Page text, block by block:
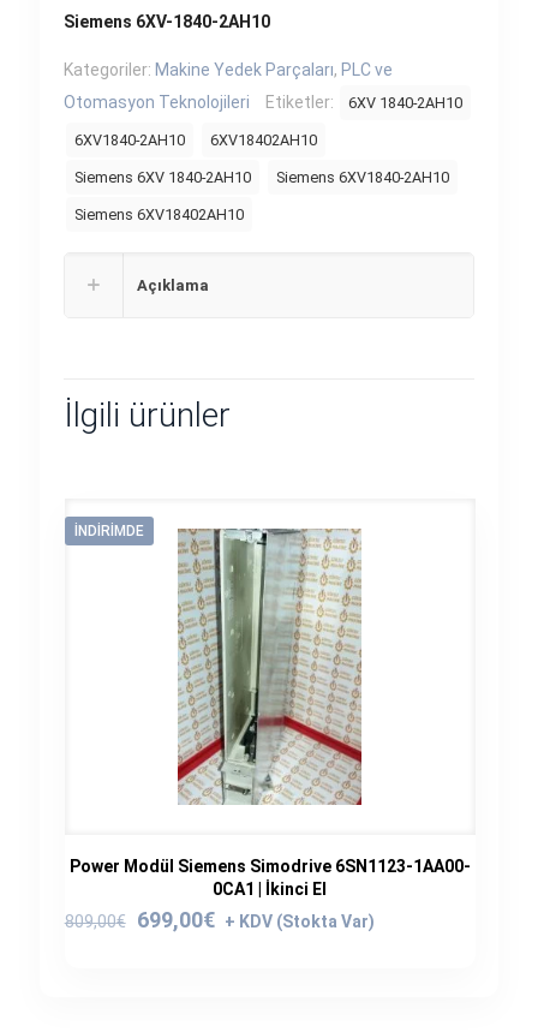
Siemens 6XV-1840-2AH10
Kategoriler: Makine Yedek Parçaları, PLC ve
Otomasyon Teknolojileri
Etiketler: 6XV 1840-2AH10
6XV1840-2AH10 6XV18402AH10
Siemens 6XV 1840-2AH10 Siemens 6XV1840-2AH10
Siemens 6XV18402AH10
Açıklama
İlgili ürünler
İNDIRIMDE
Power Modül Siemens Simodrive 6SN1123-1AA00-
0CA1 | İkinci El
809,00€
Orijinal
699,00€
Şu